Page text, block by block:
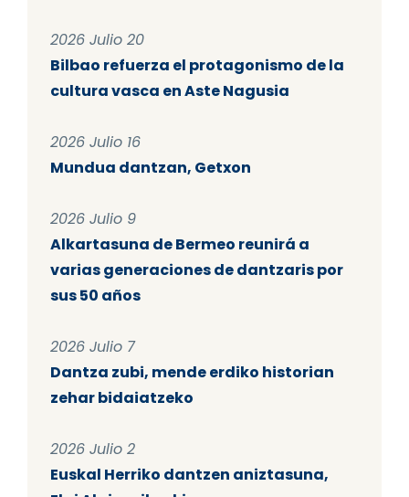
2026 Julio 20
Bilbao refuerza el protagonismo de la
cultura vasca en Aste Nagusia
2026 Julio 16
Mundua dantzan, Getxon
2026 Julio 9
Alkartasuna de Bermeo reunirá a
varias generaciones de dantzaris por
sus 50 años
2026 Julio 7
Dantza zubi, mende erdiko historian
zehar bidaiatzeko
2026 Julio 2
Euskal Herriko dantzen aniztasuna,